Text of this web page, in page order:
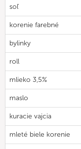
soľ
korenie farebné
bylinky
roll
mlieko 3,5%
maslo
kuracie vajcia
mleté biele korenie